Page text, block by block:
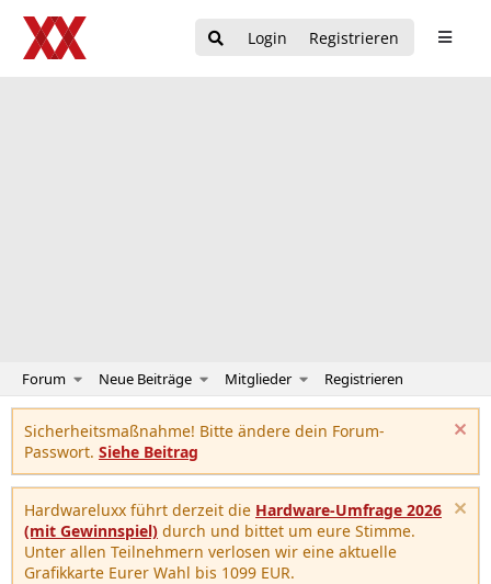
Login Registrieren
Forum Neue Beiträge Mitglieder Registrieren
Sicherheitsmaßnahme! Bitte ändere dein Forum-
Passwort. Siehe Beitrag
Hardwareluxx führt derzeit die Hardware-Umfrage 2026
(mit Gewinnspiel) durch und bittet um eure Stimme.
Unter allen Teilnehmern verlosen wir eine aktuelle
Grafikkarte Eurer Wahl bis 1099 EUR.